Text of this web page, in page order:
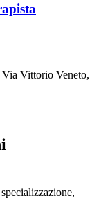
Vittorio Veneto,